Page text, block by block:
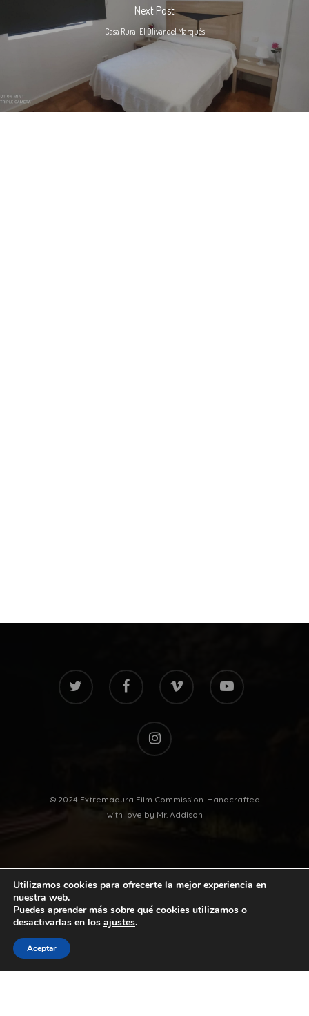
Next Post
Casa Rural El Olivar del Marqués
twitter facebook vimeo youtube
instagram
© 2024 Extremadura Film Commission. Handcrafted
with love by Mr. Addison
Utilizamos cookies para ofrecerte la mejor experiencia en
nuestra web.
Puedes aprender más sobre qué cookies utilizamos o
desactivarlas en los ajustes.
Aceptar
twitter facebook